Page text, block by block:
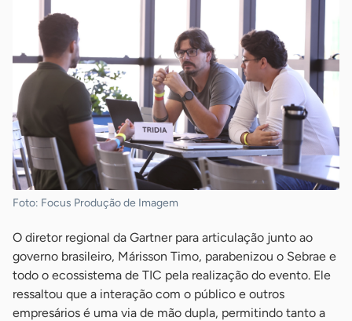
Foto: Focus Produção de Imagem
O diretor regional da Gartner para articulação junto ao
governo brasileiro, Márisson Timo, parabenizou o Sebrae e
todo o ecossistema de TIC pela realização do evento. Ele
ressaltou que a interação com o público e outros
empresários é uma via de mão dupla, permitindo tanto a